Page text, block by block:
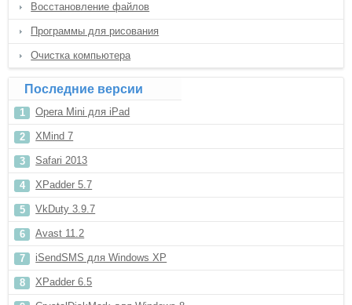
Восстановление файлов
Программы для рисования
Очистка компьютера
Последние версии
Opera Mini для iPad
XMind 7
Safari 2013
XPadder 5.7
VkDuty 3.9.7
Avast 11.2
iSendSMS для Windows XP
XPadder 6.5